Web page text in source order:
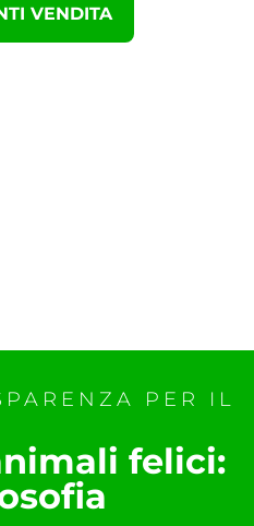
VENDITA
PER IL
felici: